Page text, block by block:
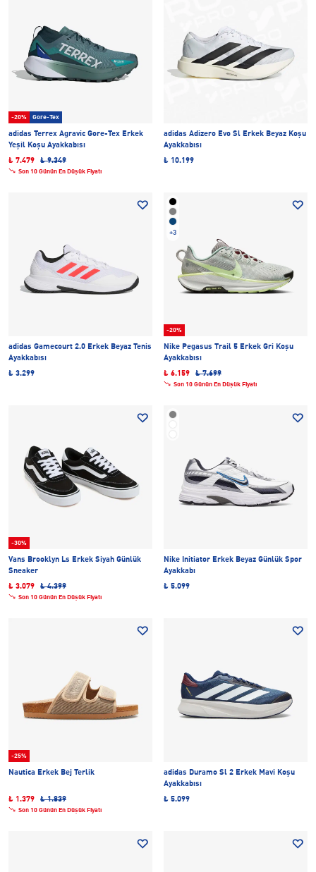
-20% Gore-Tex
adidas Terrex Agravic Gore-Tex Erkek
Yeşil Koşu Ayakkabısı
₺ 7.479
₺ 9.349
Son 10 Günün En Düşük Fiyatı
adidas Adizero Evo Sl Erkek Beyaz Koşu
Ayakkabısı
₺ 10.199
adidas Gamecourt 2.0 Erkek Beyaz Tenis
Ayakkabısı
₺ 3.299
+3
-20%
Nike Pegasus Trail 5 Erkek Gri Koşu
Ayakkabısı
₺ 6.159
₺ 7.699
Son 10 Günün En Düşük Fiyatı
-30%
Vans Brooklyn Ls Erkek Siyah Günlük
Sneaker
₺ 3.079
₺ 4.399
Son 10 Günün En Düşük Fiyatı
Nike Initiator Erkek Beyaz Günlük Spor
Ayakkabı
₺ 5.099
-25%
Nautica Erkek Bej Terlik
₺ 1.379 ₺ 1.839
Son 10 Günün En Düşük Fiyatı
adidas Duramo Sl 2 Erkek Mavi Koşu
Ayakkabısı
₺ 5.099